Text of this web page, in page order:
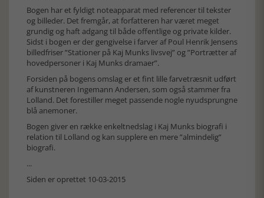
Bogen har et fyldigt noteapparat med referencer til tekster
og billeder. Det fremgår, at forfatteren har været meget
grundig og haft adgang til både offentlige og private kilder.
Sidst i bogen er der gengivelse i farver af Poul Henrik Jensens
billedfriser ”Stationer på Kaj Munks livsvej” og ”Portrætter af
hovedpersoner i Kaj Munks dramaer”.
Forsiden på bogens omslag er et fint lille farvetræsnit udført
af kunstneren Ingemann Andersen, som også stammer fra
Lolland. Det forestiller meget passende nogle nyudsprungne
blå anemoner.
Bogen giver en række enkeltnedslag i Kaj Munks biografi i
relation til Lolland og kan supplere en mere ”almindelig”
biografi.
...
Siden er oprettet 10-03-2015